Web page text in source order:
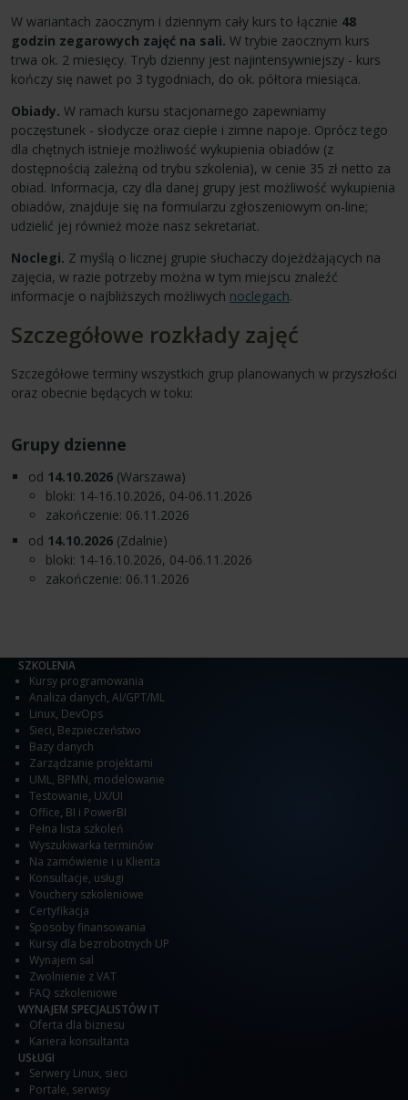
W wariantach zaocznym i dziennym cały kurs to łącznie 48
godzin zegarowych zajęć na sali. W trybie zaocznym kurs
trwa ok. 2 miesięcy. Tryb dzienny jest najintensywniejszy - kurs
kończy się nawet po 3 tygodniach, do ok. półtora miesiąca.
Obiady. W ramach kursu stacjonarnego zapewniamy
poczęstunek - słodycze oraz ciepłe i zimne napoje. Oprócz tego
dla chętnych istnieje możliwość wykupienia obiadów (z
dostępnością zależną od trybu szkolenia), w cenie 35 zł netto za
obiad. Informacja, czy dla danej grupy jest możliwość wykupienia
obiadów, znajduje się na formularzu zgłoszeniowym on-line;
udzielić jej również może nasz sekretariat.
Noclegi. Z myślą o licznej grupie słuchaczy dojeżdżających na
zajęcia, w razie potrzeby można w tym miejscu znaleźć
informacje o najbliższych możliwych noclegach.
Szczegółowe rozkłady zajęć
Szczegółowe terminy wszystkich grup planowanych w przyszłości
oraz obecnie będących w toku:
Grupy dzienne
od 14.10.2026(Warszawa)
bloki: 14-16.10.2026, 04-06.11.2026
zakończenie: 06.11.2026
od 14.10.2026(Zdalnie)
bloki: 14-16.10.2026, 04-06.11.2026
zakończenie: 06.11.2026
SZKOLENIA
Kursy programowania
Analiza danych, AI/GPT/ML
Linux, DevOps
Sieci, Bezpieczeństwo
Bazy danych
Zarządzanie projektami
UML, BPMN, modelowanie
Testowanie, UX/UI
Office, BI i PowerBI
Pełna lista szkoleń
Wyszukiwarka terminów
Na zamówienie i u Klienta
Konsultacje, usługi
Vouchery szkoleniowe
Certyfikacja
Sposoby finansowania
Kursy dla bezrobotnych UP
Wynajem sal
Zwolnienie z VAT
FAQ szkoleniowe
WYNAJEM SPECJALISTÓW IT
Oferta dla biznesu
Kariera konsultanta
USŁUGI
Serwery Linux, sieci
Portale, serwisy